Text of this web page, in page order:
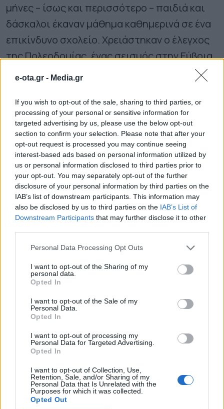
e-ota.gr - Media.gr
If you wish to opt-out of the sale, sharing to third parties, or
processing of your personal or sensitive information for
targeted advertising by us, please use the below opt-out
section to confirm your selection. Please note that after your
opt-out request is processed you may continue seeing
interest-based ads based on personal information utilized by
us or personal information disclosed to third parties prior to
your opt-out. You may separately opt-out of the further
disclosure of your personal information by third parties on the
IAB’s list of downstream participants. This information may
also be disclosed by us to third parties on the IAB’s List of
Downstream Participants that may further disclose it to other
Personal Data Processing Opt Outs
I want to opt-out of the Sharing of my
personal data.
Opted In
I want to opt-out of the Sale of my
Personal Data.
Opted In
I want to opt-out of processing my
Personal Data for Targeted Advertising.
Opted In
I want to opt-out of Collection, Use,
Retention, Sale, and/or Sharing of my
Personal Data that Is Unrelated with the
Purposes for which it was collected.
Opted Out
μήνες – ίσως και περισσότερο – παιδιά και
δάσκαλοι έκαναν μάθημα καθημερινά σε ένα
επικίνδυνο σχολείο. Χρειάστηκαν ο έλεγχος
της Πολεοδομίας, ένας σεισμός στην Εύβοια
και οι έντονες διαμαρτυρίες των γονέων για
Για το τι μέλλει γενέσθαι με το σχολείο, ο
Δήμος σημειώνει πως αναμένεται (άγνωστο
πότε) ο τριτοβάθμιος έλεγχος του 7ου
Δημοτικού, ενώ η Πολεοδομία, σε συνεργασία
με ΚΤΥΠ και ΟΑΣΠ (Οργανισμός
Αντισεισμικής Σχεδιασμού και Προστασίας)
θα προβούν και σε δεύτερο έλεγχο.
Από τους δύο παραπάνω ελέγχους θα
απαιτούνται για να είναι ασφαλής η σχολική
δρομολογηθούν και θα υλοποιηθούν από τον
προϋπολογισμό του Δήμου και το ποσό των 3
εκ. ευρώ, που έχει προβλεφθεί για τα σχολεία
για τα επόμενα χρόνια.
Όπως γίνεται αντιληπτό, πρόκειται για μια
μακρά διαδικασία και θα χρειαστεί να βρεθεί